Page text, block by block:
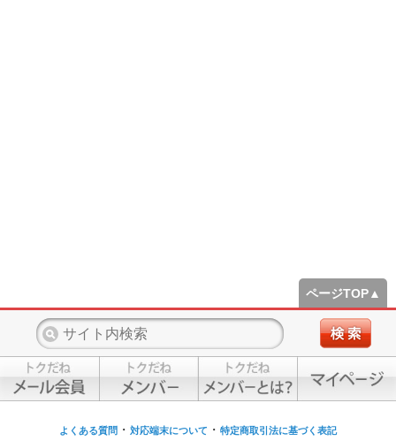
ページTOP▲
よくある質問 ・ 対応端末について ・ 特定商取引法に基づく表記